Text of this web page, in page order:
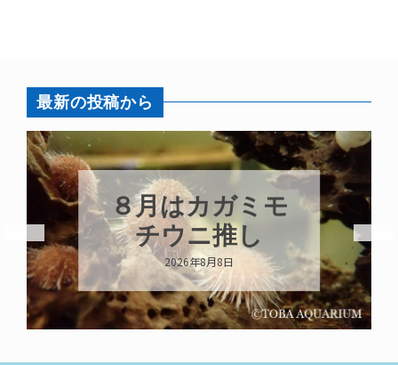
最新の投稿から
８月はカガミモ
チウニ推し
2026年8月8日